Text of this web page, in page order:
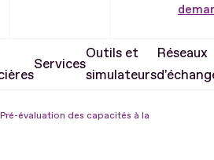
Services
Outils et
simulateurs
Réseaux
Pré-évaluation des capacités à la